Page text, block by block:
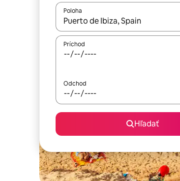
Poloha
Keď budú výsledky k dispozícii,
Príchod
Odchod
Hľadať